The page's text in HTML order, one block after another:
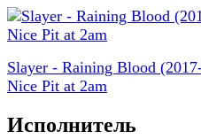
Slayer - Raining Blood
Nice Pit at 2am
Исполнитель